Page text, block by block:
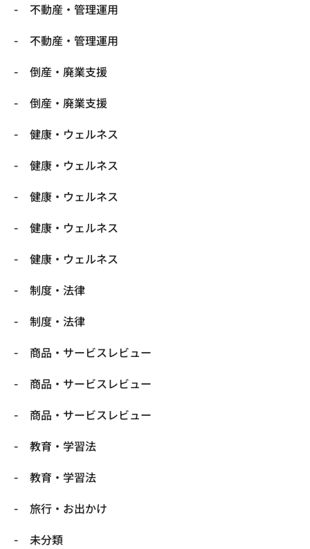
不動産・管理運用
不動産・管理運用
倒産・廃業支援
倒産・廃業支援
健康・ウェルネス
健康・ウェルネス
健康・ウェルネス
健康・ウェルネス
健康・ウェルネス
制度・法律
制度・法律
商品・サービスレビュー
商品・サービスレビュー
商品・サービスレビュー
教育・学習法
教育・学習法
旅行・お出かけ
未分類